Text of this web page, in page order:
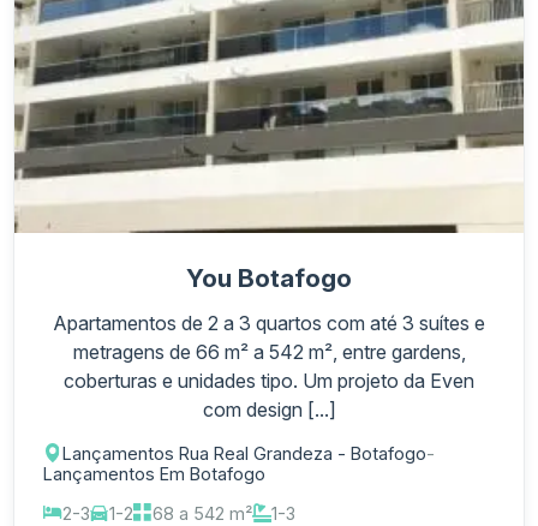
You Botafogo
Apartamentos de 2 a 3 quartos com até 3 suítes e
metragens de 66 m² a 542 m², entre gardens,
coberturas e unidades tipo. Um projeto da Even
com design [...]
Lançamentos Rua Real Grandeza - Botafogo-
Lançamentos Em Botafogo
2-3
1-2 68 a 542 m² 1-3